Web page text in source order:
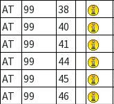
AT
99 38
AT
99 40
AT
99 41
AT
99 44
AT
99 45
AT
99 46